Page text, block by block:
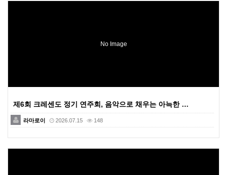
No Image
제6회 크레센도 정기 연주회, 음악으로 채우는 아늑한 …
라마로이 2026.07.15 148